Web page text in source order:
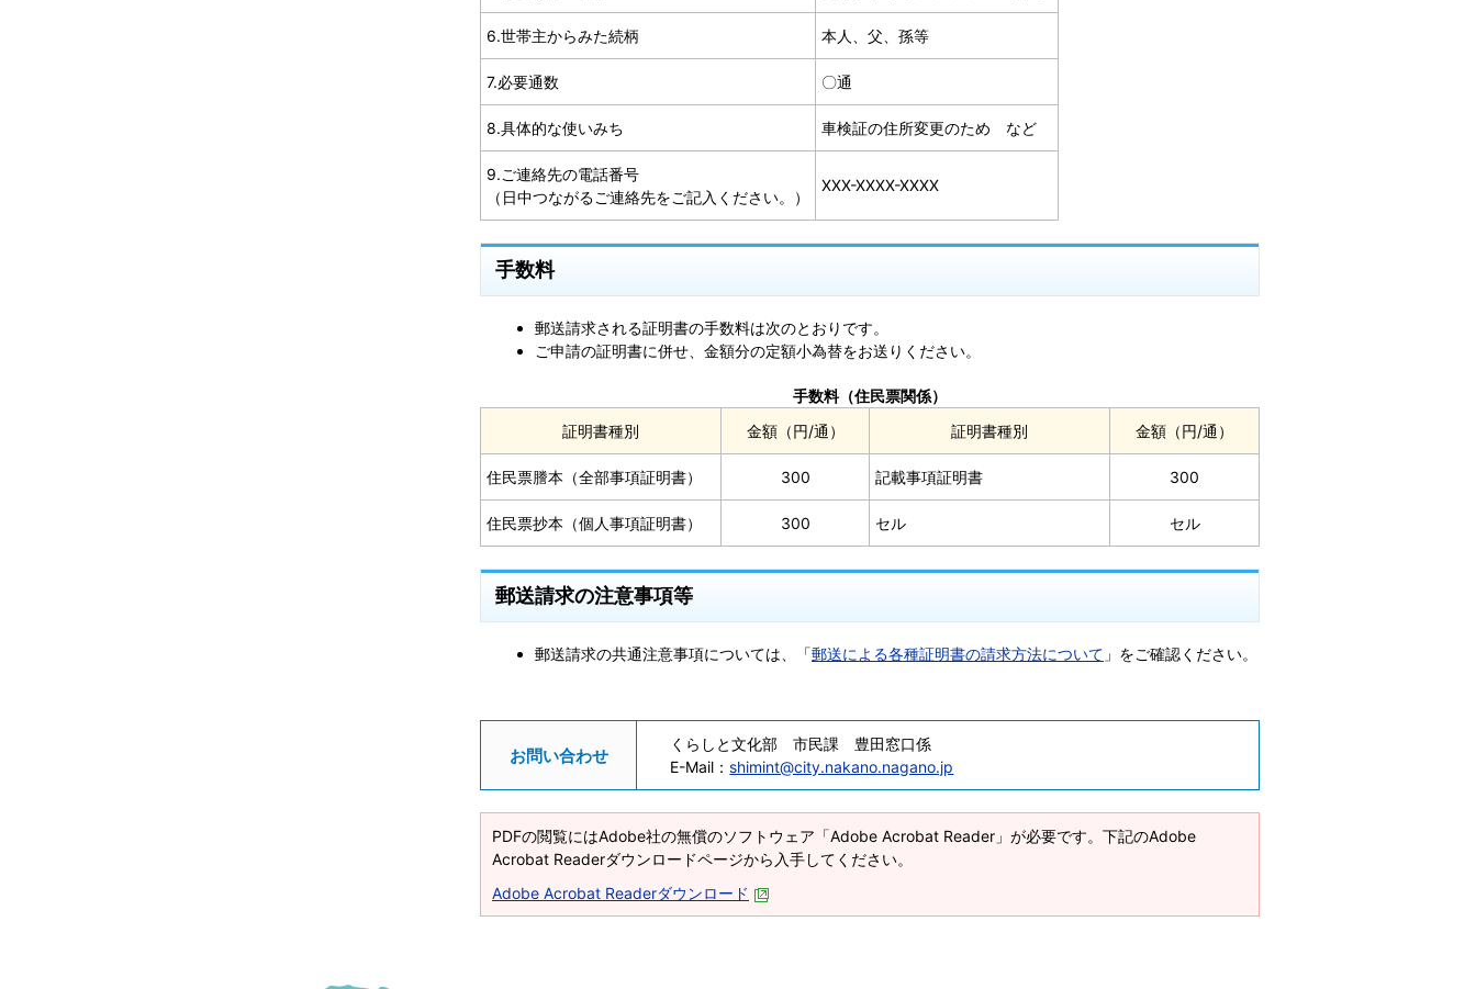
6.世帯主からみた続柄 本人、父、孫等
7.必要通数 〇通
8.具体的な使いみち 車検証の住所変更のため など
9.ご連絡先の電話番号
（日中つながるご連絡先をご記入ください。）
XXX-XXXX-XXXX
手数料
郵送請求される証明書の手数料は次のとおりです。
ご申請の証明書に併せ、金額分の定額小為替をお送りください。
手数料（住民票関係）
証明書種別
金額（円/通） 証明書種別 金額（円/通）
住民票謄本（全部事項証明書） 300 記載事項証明書 300
住民票抄本（個人事項証明書） 300 セル セル
郵送請求の注意事項等
郵送請求の共通注意事項については、「郵送による各種証明書の請求方法について 」をご確認ください。
お問い合わせ
くらしと文化部 市民課 豊田窓口係
E-Mail：shimint@city.nakano.nagano.jp
PDFの閲覧にはAdobe社の無償のソフトウェア「Adobe Acrobat Reader」が必要です。下記のAdobe
Acrobat Readerダウンロードページから入手してください。
Adobe Acrobat Readerダウンロード